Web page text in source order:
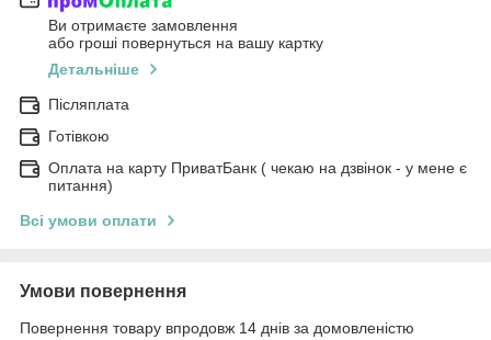
Ви отримаєте замовлення
або гроші повернуться на вашу картку
Детальніше
Післяплата
Готівкою
Оплата на карту ПриватБанк ( чекаю на дзвінок - у мене є
питання)
Всі умови оплати
Умови повернення
Повернення товару впродовж 14 днів за домовленістю